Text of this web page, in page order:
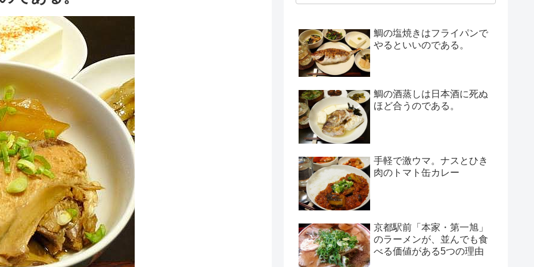
鯛の塩焼きはフライパンで
やるといいのである。
鯛の酒蒸しは日本酒に死ぬ
ほど合うのである。
手軽で激ウマ。ナスとひき
肉のトマト缶カレー
京都駅前「本家・第一旭」
のラーメンが、並んでも食
べる価値がある5つの理由